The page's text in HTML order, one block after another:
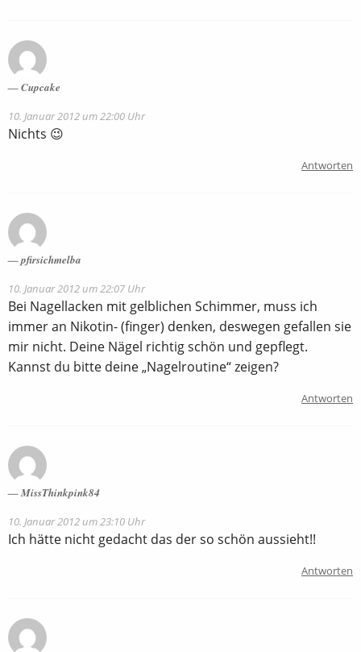
Cupcake
10. Januar 2012 um 22:00 Uhr
Nichts 😉
Antworten
pfirsichmelba
10. Januar 2012 um 22:07 Uhr
Bei Nagellacken mit gelblichen Schimmer, muss ich
immer an Nikotin- (finger) denken, deswegen gefallen sie
mir nicht. Deine Nägel richtig schön und gepflegt.
Kannst du bitte deine „Nagelroutine“ zeigen?
Antworten
MissThinkpink84
10. Januar 2012 um 23:10 Uhr
Ich hätte nicht gedacht das der so schön aussieht!!
Antworten